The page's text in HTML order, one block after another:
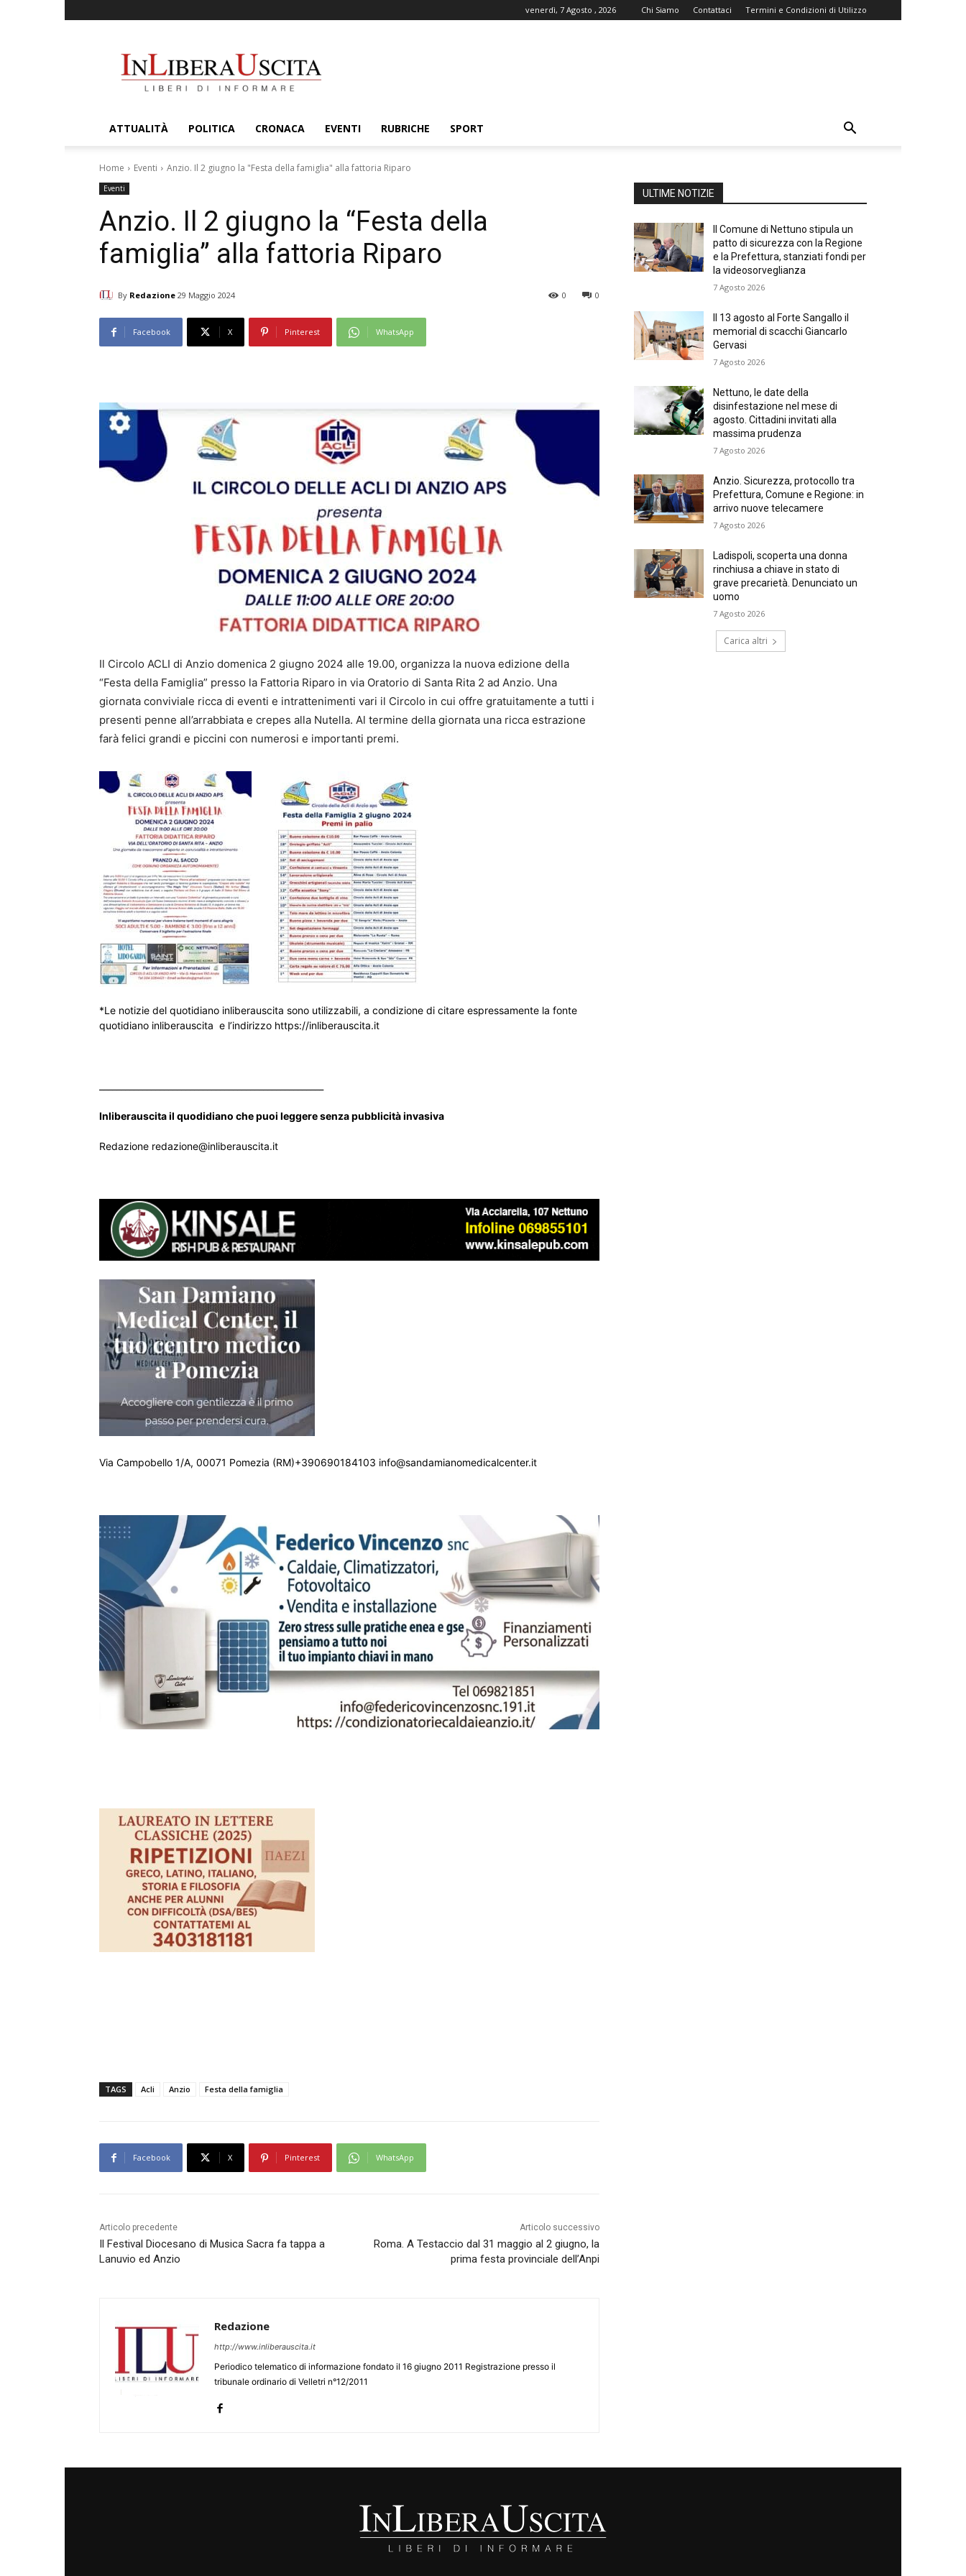
venerdì, 7 Agosto , 2026 Chi Siamo Contattaci Termini e Condizioni di Utilizzo
ATTUALITÀ POLITICA CRONACA EVENTI RUBRICHE SPORT
Home Eventi Anzio. Il 2 giugno la "Festa della famiglia" alla fattoria Riparo
Eventi
Anzio. Il 2 giugno la “Festa della
famiglia” alla fattoria Riparo
By Redazione 29 Maggio 2024 0
0
Facebook X Pinterest WhatsApp
Il Circolo ACLI di Anzio domenica 2 giugno 2024 alle 19.00, organizza la nuova edizione della
“Festa della Famiglia” presso la Fattoria Riparo in via Oratorio di Santa Rita 2 ad Anzio. Una
giornata conviviale ricca di eventi e intrattenimenti vari il Circolo in cui offre gratuitamente a tutti i
presenti penne all’arrabbiata e crepes alla Nutella. Al termine della giornata una ricca estrazione
farà felici grandi e piccini con numerosi e importanti premi.
*Le notizie del quotidiano inliberauscita sono utilizzabili, a condizione di citare espressamente la fonte
quotidiano inliberauscita e l’indirizzo https://inliberauscita.it
Inliberauscita il quodidiano che puoi leggere senza pubblicità invasiva
Redazione redazione@inliberauscita.it
Via Campobello 1/A, 00071 Pomezia (RM)+390690184103 info@sandamianomedicalcenter.it
TAGS Acli Anzio Festa della famiglia
Facebook X Pinterest WhatsApp
Articolo precedente
Il Festival Diocesano di Musica Sacra fa tappa a
Lanuvio ed Anzio
Articolo successivo
Roma. A Testaccio dal 31 maggio al 2 giugno, la
prima festa provinciale dell’Anpi
Redazione
http://www.inliberauscita.it
Periodico telematico di informazione fondato il 16 giugno 2011 Registrazione presso il
tribunale ordinario di Velletri n°12/2011
ULTIME NOTIZIE
Il Comune di Nettuno stipula un
patto di sicurezza con la Regione
e la Prefettura, stanziati fondi per
la videosorveglianza
7 Agosto 2026
Il 13 agosto al Forte Sangallo il
memorial di scacchi Giancarlo
Gervasi
7 Agosto 2026
Nettuno, le date della
disinfestazione nel mese di
agosto. Cittadini invitati alla
massima prudenza
7 Agosto 2026
Anzio. Sicurezza, protocollo tra
Prefettura, Comune e Regione: in
arrivo nuove telecamere
7 Agosto 2026
Ladispoli, scoperta una donna
rinchiusa a chiave in stato di
grave precarietà. Denunciato un
uomo
7 Agosto 2026
Carica altri